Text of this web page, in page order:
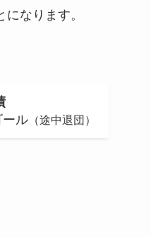
なります。
ール（途中退団）